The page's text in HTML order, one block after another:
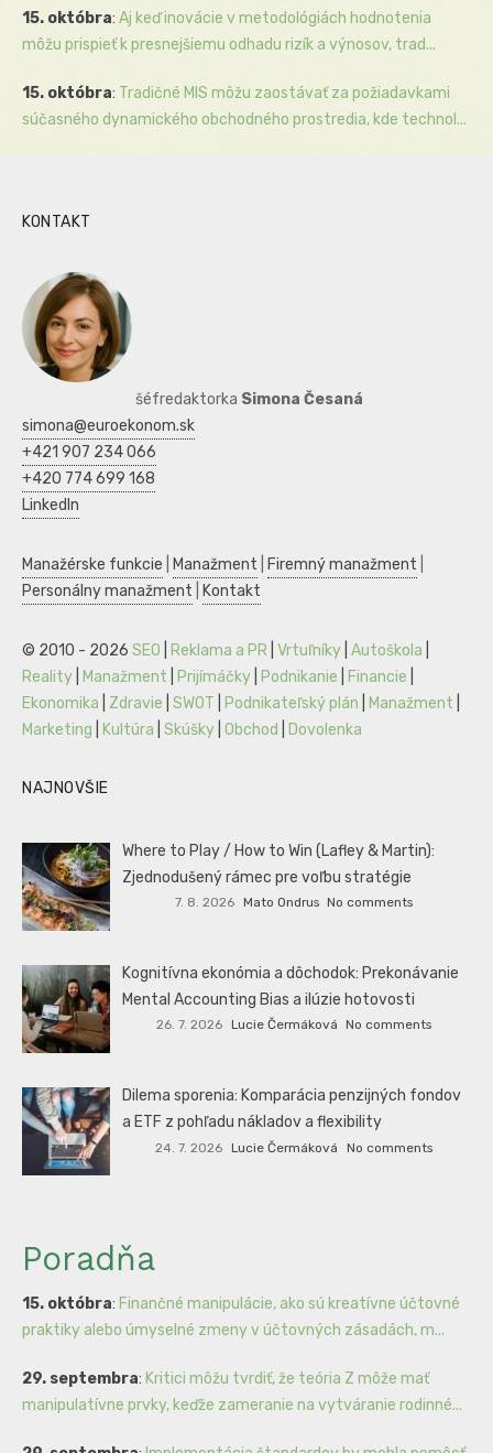
15. októbra: Aj keď inovácie v metodológiách hodnotenia
môžu prispieť k presnejšiemu odhadu rizík a výnosov, trad...
15. októbra: Tradičné MIS môžu zaostávať za požiadavkami
súčasného dynamického obchodného prostredia, kde technol...
KONTAKT
šéfredaktorka Simona Česaná
simona@euroekonom.sk
+421 907 234 066
+420 774 699 168
LinkedIn
Manažérske funkcie Manažment Firemný manažment
Personálny manažment
Kontakt
© 2010 - 2026 SEO Reklama a PR Vrtuľníky Autoškola
Reality
Manažment Prijímáčky Podnikanie Financie
Ekonomika
Zdravie SWOT Podnikateľský plán Manažment
Marketing
Kultúra Skúšky Obchod Dovolenka
NAJNOVŠIE
Where to Play / How to Win (Lafley & Martin):
Zjednodušený rámec pre voľbu stratégie
7. 8. 2026 Mato Ondrus No comments
Kognitívna ekonómia a dôchodok: Prekonávanie
Mental Accounting Bias a ilúzie hotovosti
26. 7. 2026 Lucie Čermáková No comments
Dilema sporenia: Komparácia penzijných fondov
a ETF z pohľadu nákladov a flexibility
24. 7. 2026 Lucie Čermáková No comments
Poradňa
15. októbra: Finančné manipulácie, ako sú kreatívne účtovné
praktiky alebo úmyselné zmeny v účtovných zásadách, m...
29. septembra: Kritici môžu tvrdiť, že teória Z môže mať
manipulatívne prvky, keďže zameranie na vytváranie rodinné...